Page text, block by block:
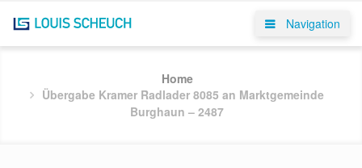
Navigation
Home
Übergabe Kramer Radlader 8085 an Marktgemeinde
Burghaun – 2487